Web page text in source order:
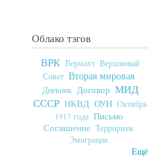
Облако тэгов
ВРК Вермахт Верховный
Совет Вторая мировая
Дневник Договор МИД
СССР НКВД ОУН Октябрь
1917 года Письмо
Соглашение Терроризм
Эмиграция
Ещё